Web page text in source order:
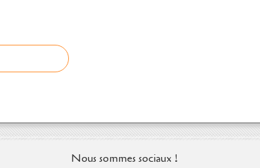
Nous sommes sociaux !